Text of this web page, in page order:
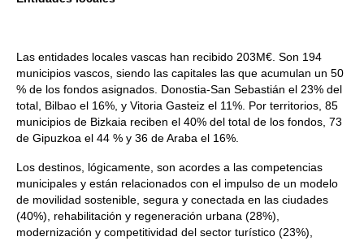
Las entidades locales vascas han recibido 203M€. Son 194
municipios vascos, siendo las capitales las que acumulan un 50
% de los fondos asignados. Donostia-San Sebastián el 23% del
total, Bilbao el 16%, y Vitoria Gasteiz el 11%. Por territorios, 85
municipios de Bizkaia reciben el 40% del total de los fondos, 73
de Gipuzkoa el 44 % y 36 de Araba el 16%.
Los destinos, lógicamente, son acordes a las competencias
municipales y están relacionados con el impulso de un modelo
de movilidad sostenible, segura y conectada en las ciudades
(40%), rehabilitación y regeneración urbana (28%),
modernización y competitividad del sector turístico (23%),